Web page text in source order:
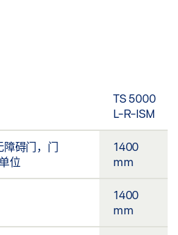
TS 5000
L-R-ISM
碍门，门
位
1400
mm
1400
mm